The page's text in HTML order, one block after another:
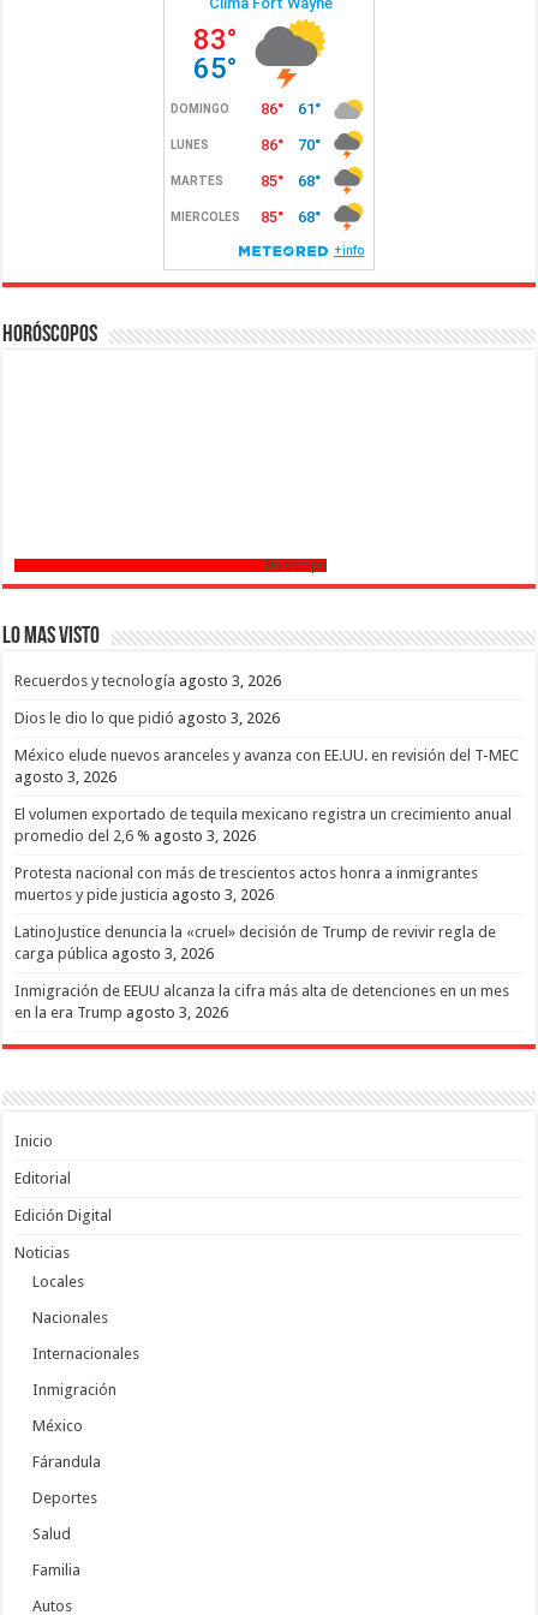
Horóscopos
Horoscopo
Lo mas Visto
Recuerdos y tecnología agosto 3, 2026
Dios le dio lo que pidió agosto 3, 2026
México elude nuevos aranceles y avanza con EE.UU. en revisión del T-MEC
agosto 3, 2026
El volumen exportado de tequila mexicano registra un crecimiento anual
promedio del 2,6 % agosto 3, 2026
Protesta nacional con más de trescientos actos honra a inmigrantes
muertos y pide justicia agosto 3, 2026
LatinoJustice denuncia la «cruel» decisión de Trump de revivir regla de
carga pública agosto 3, 2026
Inmigración de EEUU alcanza la cifra más alta de detenciones en un mes
en la era Trump agosto 3, 2026
Inicio
Editorial
Edición Digital
Noticias
Locales
Nacionales
Internacionales
Inmigración
México
Fárandula
Deportes
Salud
Familia
Autos